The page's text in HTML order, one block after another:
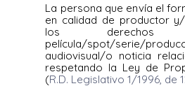
La persona que envía el
en calidad de productor
los
película/spot/serie/
audiovisual/o noticia
respetando la Ley de
(R.D. Legislativo 1/1996, de